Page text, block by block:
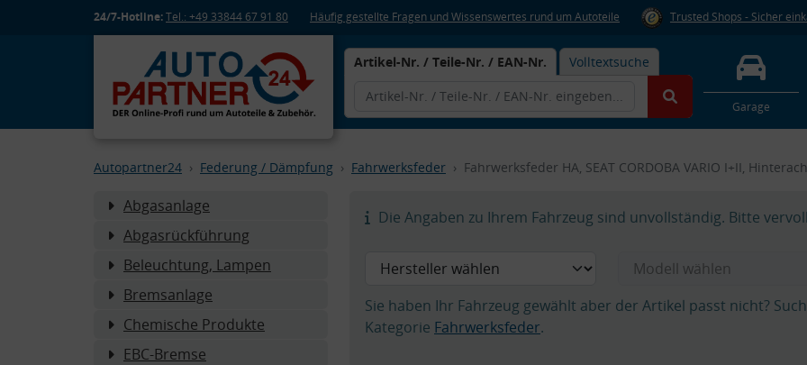
24/7-Hotline:Tel.: +49 33844 67 91 80 Häufig gestellte Fragen und Wissenswertes rund um Autoteile Trusted Shops - Sicher
Artikel-Nr. / Teile-Nr. / EAN-Nr. Volltextsuche
Garage
Autopartner24 Federung / Dämpfung Fahrwerksfeder Fahrwerksfeder HA, SEAT CORDOBA VARIO I+II,
Abgasanlage
Abgasrückführung
Beleuchtung, Lampen
Bremsanlage
Chemische Produkte
EBC-Bremse
Die Angaben zu Ihrem Fahrzeug sind unvollständig. Bitte
Sie haben Ihr Fahrzeug gewählt aber der Artikel passt nicht?
Kategorie Fahrwerksfeder.